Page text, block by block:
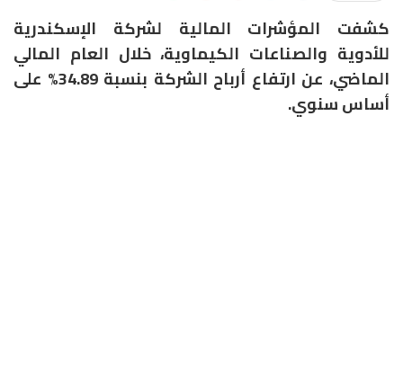
كشفت المؤشرات المالية لشركة الإسكندرية
للأدوية والصناعات الكيماوية، خلال العام المالي
الماضي، عن ارتفاع أرباح الشركة بنسبة 34.89% على
أساس سنوي.